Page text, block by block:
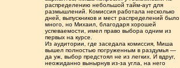
распределению небольшой тайм-аут для
размышлений. Комиссия работала несколько
дней, выпускников и мест распределений было
много, но Михаил, благодаря хорошей
успеваемости, имел право выбора одним из
первых на курсе.
Из аудитории, где заседала комиссия, Миша
вышел полностью погруженным в раздумья —
да уж, выбор предстоял не из легких. И вдруг,
неожиданно вынырнув из-за угла, на него